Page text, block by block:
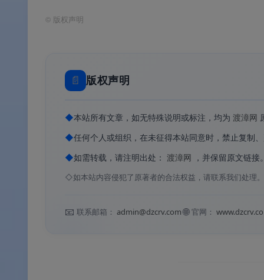
📊
✅ 跨三大平台统一体验
✅ 专业级扫描控制：RAW/DNG 原始数据输
✅IT8 色彩校准：精准还原色彩，消除色偏
✅OCR 文字识别：将扫描文档转为可搜索
✅免费试用评估：下载即可免费试用，专业
© 版权声明
📄 版权声明
◆本站所有文章，如无特殊说明或标注，均为 渡漳网
◆任何个人或组织，在未征得本站同意时，禁止复制
◆如需转载，请注明出处： 渡漳网 ，并保留原文链接
◇如本站内容侵犯了原著者的合法权益，请联系我们处理。
📧 联系邮箱： admin@dzcrv.com🌐官网：